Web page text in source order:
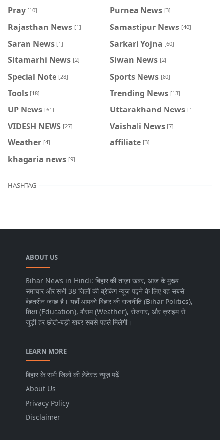
Pray [10] Purnea News [3]
Rajasthan News [1] Samastipur News [40]
Saran News [1] Sarkari Yojna [60]
Sitamarhi News [2] Siwan News [2]
Special Note [28] Sports News [80]
Tools [18] Trending News [13]
UP News [61] Uttarakhand News [1]
VIDESH NEWS [27] Vaishali News [7]
Weather [4] affiliate [3]
khagaria news [9]
HASHTAG
ABOUT US
Bihar News in Hindi: बिहार की ताज़ा खबर, आज के मुख्य
समाचार और सभी 38 जिलों की ब्रेकिंग न्यूज़ पढ़ने के लिए यह सबसे
बेहतरीन जगह है। यहाँ आपको बिहार की राजनीति (Bihar Politics),
शिक्षा (Education), मौसम (Weather), रोजगार, और क्राइम से
जुड़ी हर छोटी-बड़ी खबर सबसे पहले मिलेगी।
LEARN MORE
बिहार के सभी जिलों की लेटेस्ट न्यूज़ पढ़ें
About Us
Privacy Policy
Disclaimer